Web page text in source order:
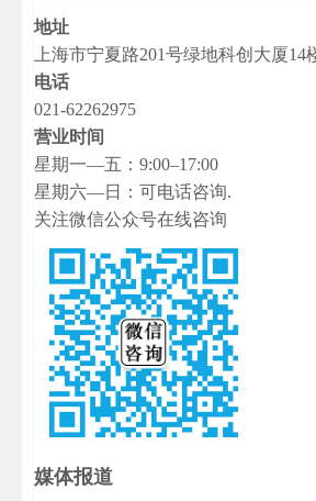
地址
上海市宁夏路201号绿地科创大厦14
电话
021-62262975
营业时间
星期一—五：9:00–17:00
星期六—日：可电话咨询.
关注微信公众号在线咨询
媒体报道